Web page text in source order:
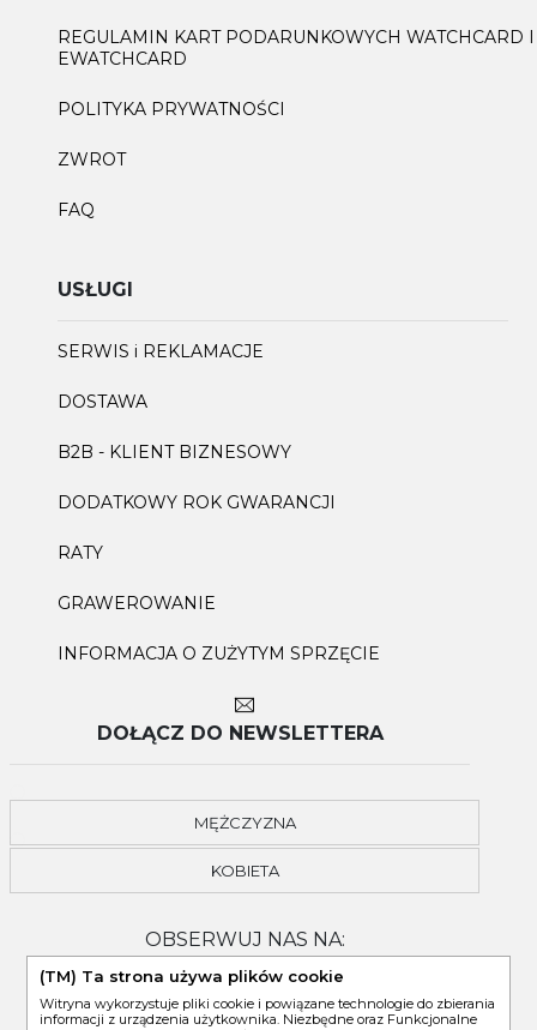
REGULAMIN KART PODARUNKOWYCH WATCHCARD I
EWATCHCARD
POLITYKA PRYWATNOŚCI
ZWROT
FAQ
USŁUGI
SERWIS i REKLAMACJE
DOSTAWA
B2B - KLIENT BIZNESOWY
DODATKOWY ROK GWARANCJI
RATY
GRAWEROWANIE
INFORMACJA O ZUŻYTYM SPRZĘCIE
DOŁĄCZ DO NEWSLETTERA
MĘŻCZYZNA
KOBIETA
OBSERWUJ NAS NA:
(TM) Ta strona używa plików cookie
Witryna wykorzystuje pliki cookie i powiązane technologie do zbierania
informacji z urządzenia użytkownika. Niezbędne oraz Funkcjonalne